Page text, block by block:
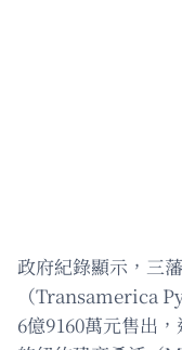
政府紀錄顯示，三
（Transamerica
6億9160萬元售出